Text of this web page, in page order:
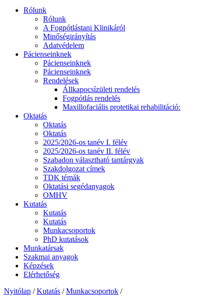
Rólunk
Rólunk
A Fogpótlástani Klinikáról
Minőségirányítás
Adatvédelem
Pácienseinknek
Pácienseinknek
Pácienseinknek
Rendelések
Állkapocsízületi rendelés
Fogpótlás rendelés
Maxillofaciális protetikai rehabilitáció:
Oktatás
Oktatás
Oktatás
2025/2026-os tanév I. félév
2025/2026-os tanév II. félév
Szabadon választható tantárgyak
Szakdolgozat címek
TDK témák
Oktatási segédanyagok
OMHV
Kutatás
Kutatás
Kutatás
Munkacsoportok
PhD kutatások
Munkatársak
Szakmai anyagok
Képzések
Elérhetőség
Nyitólap / Kutatás / Munkacsoportok /